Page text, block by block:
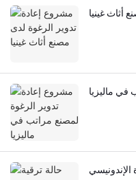
أثاث غينيا
في ماليزيا